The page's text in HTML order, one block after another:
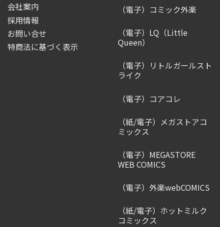
会社案内
採用情報
お問い合せ
特商法に基づく表示
（電子）コミック外楽
（電子）LQ（Little
Queen）
（電子）リトルガールスト
ライク
（電子）コアコレ
（紙/電子）メガストアコ
ミックス
（電子）MEGASTORE
WEB COMICS
（電子）外楽webCOMICS
（紙/電子）ホットミルク
コミックス